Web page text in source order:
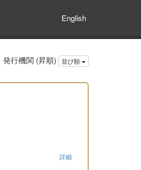
English
発行機関 (昇順) 並び順
詳細